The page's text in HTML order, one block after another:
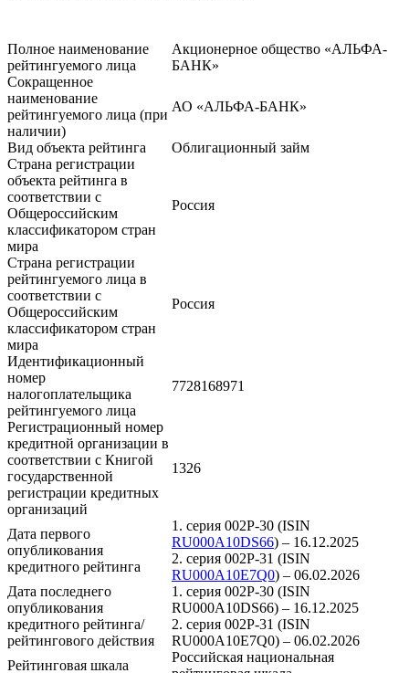
Полное наименование
рейтингуемого лица
Акционерное общество «АЛЬФА-
БАНК»
Сокращенное
наименование
рейтингуемого лица (при
наличии)
АО «АЛЬФА-БАНК»
Вид объекта рейтинга
Облигационный займ
Страна регистрации
объекта рейтинга в
соответствии с
Общероссийским
классификатором стран
мира
Россия
Страна регистрации
рейтингуемого лица в
соответствии с
Общероссийским
классификатором стран
мира
Россия
Идентификационный
номер
налогоплательщика
рейтингуемого лица
7728168971
Регистрационный номер
кредитной организации в
соответствии с Книгой
государственной
регистрации кредитных
организаций
1326
Дата первого
опубликования
кредитного рейтинга
1. серия 002Р-30 (ISIN
RU000A10DS66) – 16.12.2025
2. серия 002Р-31 (ISIN
RU000A10E7Q0) – 06.02.2026
Дата последнего
опубликования
кредитного рейтинга/
рейтингового действия
1. серия 002Р-30 (ISIN
RU000A10DS66) – 16.12.2025
2. серия 002Р-31 (ISIN
RU000A10E7Q0) – 06.02.2026
Рейтинговая шкала
Российская национальная